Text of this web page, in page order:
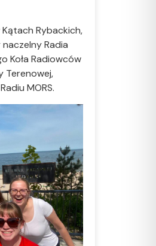
Rybackich,
Radia
Koła Radiowców
Terenowej,
MORS.